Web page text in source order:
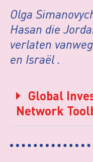
Olga
Hasan die
verlaten
en Israël .
Global
Network